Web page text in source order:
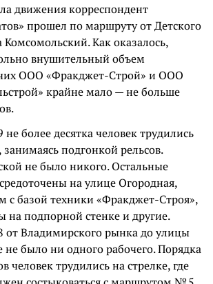
движения корреспондент
прошел по маршруту от Детского
Комсомольский. Как оказалось,
внушительный объем
ООО «Фракджет-Строй» и ООО
крайне мало — не больше
более десятка человек трудились
подгонкой рельсов.
не было никого. Остальные
на улице Огородная,
с базой техники «Фракджет-Строя»,
на подпорной стенке и другие.
Владимирского рынка до улицы
было ни одного рабочего. Порядка
человек трудились на стрелке, где